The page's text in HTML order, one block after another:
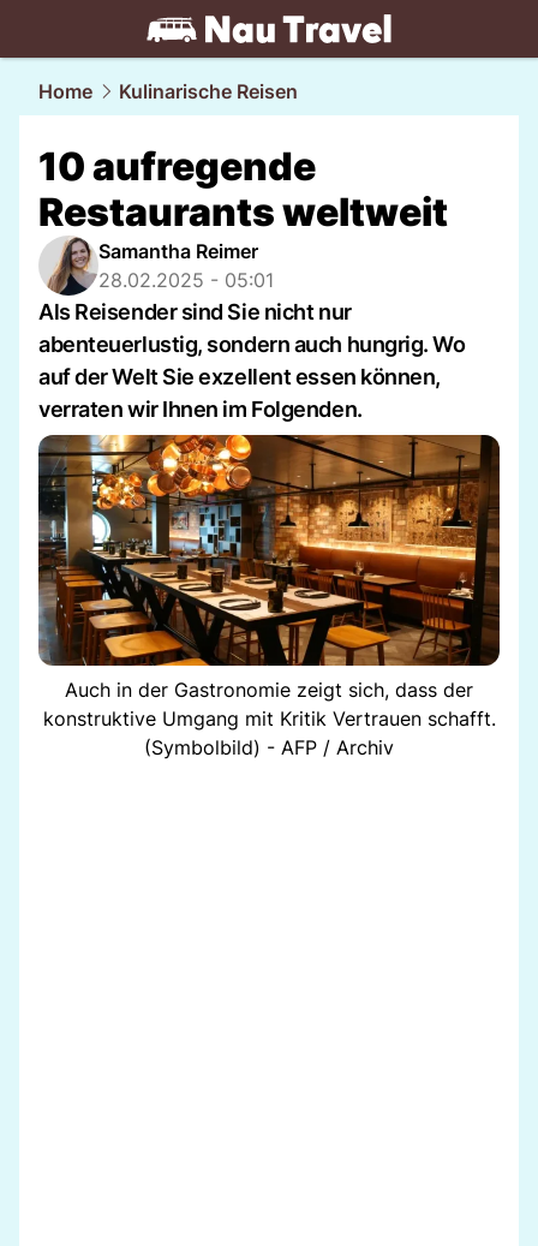
travel.NAU.ch
Home Kulinarische Reisen
10 aufregende
Restaurants weltweit
Samantha Reimer
28.02.2025 - 05:01
Als Reisender sind Sie nicht nur
abenteuerlustig, sondern auch hungrig. Wo
auf der Welt Sie exzellent essen können,
verraten wir Ihnen im Folgenden.
Auch in der Gastronomie zeigt sich, dass der
konstruktive Umgang mit Kritik Vertrauen schafft.
(Symbolbild) - AFP / Archiv